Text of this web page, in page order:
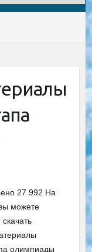
27 992 На
можете
олимпиады